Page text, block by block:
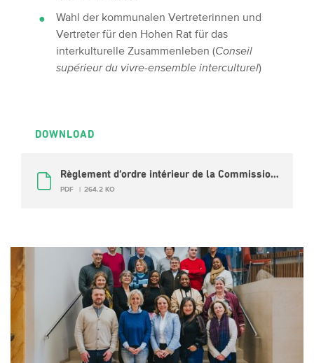
Wahl der kommunalen Vertreterinnen und
Vertreter für den Hohen Rat für das
interkulturelle Zusammenleben (Conseil
supérieur du vivre-ensemble interculturel)
DOWNLOAD
Règlement d’ordre intérieur de la Commission du vivre-ensemble interculturel (FR)
PDF 264.2 KO